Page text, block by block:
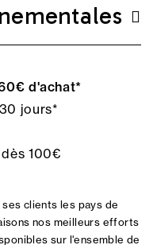
d'achat*
jours*
100€
clients les pays de
nos meilleurs efforts
sur l'ensemble de